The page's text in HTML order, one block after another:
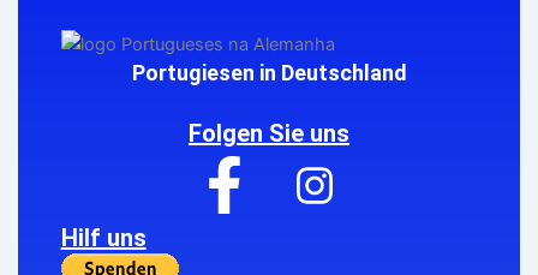
Portugiesen in Deutschland
Folgen Sie uns
Hilf uns